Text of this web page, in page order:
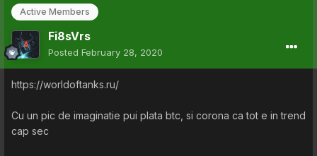
Active Members
Fi8sVrs
Posted February 28, 2020
https://worldoftanks.ru/
Cu un pic de imaginatie pui plata btc, si corona ca tot e in trend
cap sec